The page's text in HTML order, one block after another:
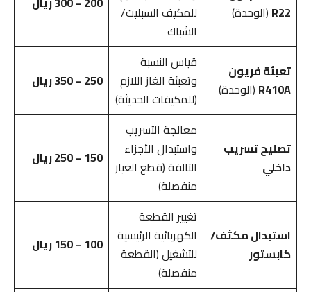
R22 (الوحدة)
للمكيف السبليت/
الشباك
تعبئة فريون
R410A (الوحدة)
قياس النسبة
وتعبئة الغاز اللازم
(للمكيفات الحديثة)
250 – 350 ريال
تصليح تسريب
داخلي
معالجة التسريب
واستبدال الأجزاء
التالفة (قطع الغيار
منفصلة)
150 – 250 ريال
استبدال مكثف/
كابستور
تغيير القطعة
الكهربائية الرئيسية
للتشغيل (القطعة
منفصلة)
100 – 150 ريال